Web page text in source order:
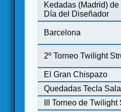
Kedadas (Madrid)
Día del Diseñador
Barcelona
2º Torneo Twilight
El Gran Chispazo
Quedadas Tecla Sala
III Torneo de